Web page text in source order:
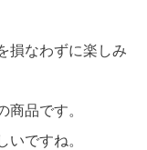
損なわずに楽しみ
商品です。
ですね。